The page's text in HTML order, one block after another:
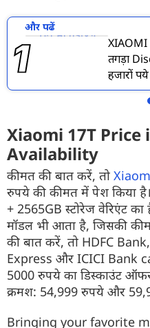
और पढें
XIAOMI
तगड़ा
हजारों रुपये
Xiaomi 17T Price
Availability
कीमत की बात करें, तो
रुपये की कीमत में पेश किया
+ 2565GB स्टोरेज वेरिएंट
मॉडल भी आता है, जिसकी
की बात करें, तो HDFC
Express और ICICI Bank
5000 रुपये का डिस्काउंट
क्रमश: 54,999 रुपये और
Bringing your favorite